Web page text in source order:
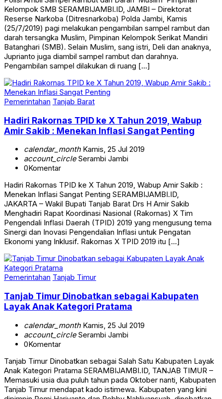
Kelompok SMB SERAMBIJAMBI.ID, JAMBI – Direktorat
Reserse Narkoba (Ditresnarkoba) Polda Jambi, Kamis
(25/7/2019) pagi melakukan pengambilan sampel rambut dan
darah tersangka Muslim, Pimpinan Kelompok Serikat Mandiri
Batanghari (SMB). Selain Muslim, sang istri, Deli dan anaknya,
Juprianto juga diambil sampel rambut dan darahnya.
Pengambilan sampel dilakukan di ruang […]
Pemerintahan Tanjab Barat
Hadiri Rakornas TPID ke X Tahun 2019, Wabup
Amir Sakib : Menekan Inflasi Sangat Penting
calendar_monthKamis, 25 Jul 2019
account_circleSerambi Jambi
0Komentar
Hadiri Rakornas TPID ke X Tahun 2019, Wabup Amir Sakib :
Menekan Inflasi Sangat Penting SERAMBIJAMBI.ID,
JAKARTA – Wakil Bupati Tanjab Barat Drs H Amir Sakib
Menghadiri Rapat Koordinasi Nasional (Rakornas) X Tim
Pengendali Inflasi Daerah (TPID) 2019 yang mengusung tema
Sinergi dan Inovasi Pengendalian Inflasi untuk Pengatan
Ekonomi yang Inklusif. Rakornas X TPID 2019 itu […]
Pemerintahan Tanjab Timur
Tanjab Timur Dinobatkan sebagai Kabupaten
Layak Anak Kategori Pratama
calendar_monthKamis, 25 Jul 2019
account_circleSerambi Jambi
0Komentar
Tanjab Timur Dinobatkan sebagai Salah Satu Kabupaten Layak
Anak Kategori Pratama SERAMBIJAMBI.ID, TANJAB TIMUR –
Memasuki usia dua puluh tahun pada Oktober nanti, Kabupaten
Tanjab Timur mendapat kado istimewa. Kabupaten yang kini